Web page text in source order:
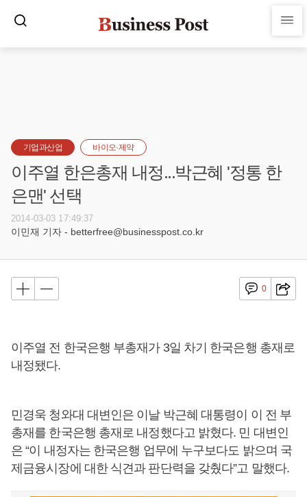
기업과산업 바이오·제약
이주열 한은총재 내정...박근혜 '정통 한
은맨' 선택
2014-03-03 17:49:37
이민재 기자 - betterfree@businesspost.co.kr
0
이주열 전 한국은행 부총재가 3일 차기 한국은행 총재로
내정됐다.
민경욱 청와대 대변인은 이날 박근혜 대통령이 이 전 부
총재를 한국은행 총재로 내정했다고 밝혔다. 민 대변인
은 “이 내정자는 한국은행 업무에 누구보다도 밝으며 국
제금융시장에 대한 식견과 판단력을 갖췄다”고 말했다.